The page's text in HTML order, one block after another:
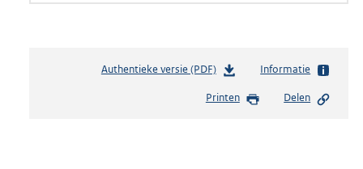
Authentieke versie (PDF)b
s
Informatie
Printen Delen